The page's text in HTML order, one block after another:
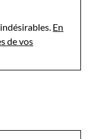
En
de vos